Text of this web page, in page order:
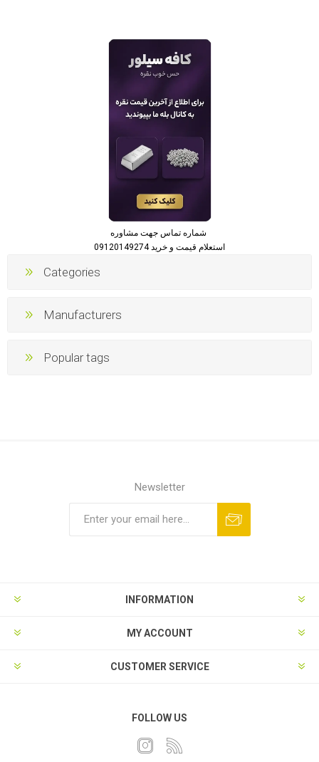
استعلام قیمت و خرید 09120149274
Categories
Manufacturers
Popular tags
Newsletter
INFORMATION
MY ACCOUNT
CUSTOMER SERVICE
FOLLOW US